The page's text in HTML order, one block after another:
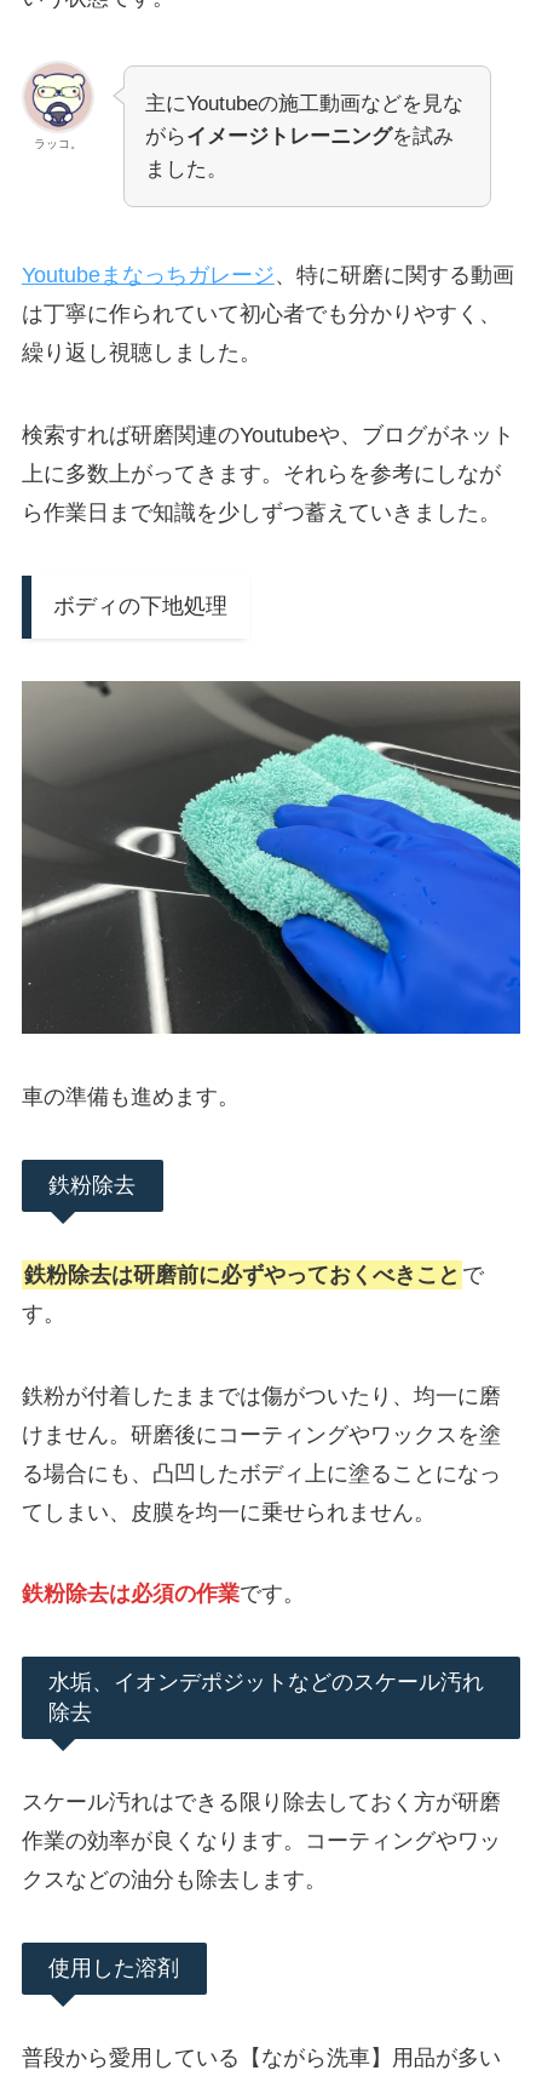
ラッコ。
主にYoutubeの施工動画などを見な
がらイメージトレーニングを試み
ました。
Youtubeまなっちガレージ、特に研磨に関する動画
は丁寧に作られていて初心者でも分かりやすく、
繰り返し視聴しました。
検索すれば研磨関連のYoutubeや、ブログがネット
上に多数上がってきます。それらを参考にしなが
ら作業日まで知識を少しずつ蓄えていきました。
ボディの下地処理
車の準備も進めます。
鉄粉除去
鉄粉除去は研磨前に必ずやっておくべきこと で
す。
鉄粉が付着したままでは傷がついたり、均一に磨
けません。研磨後にコーティングやワックスを塗
る場合にも、凸凹したボディ上に塗ることになっ
てしまい、皮膜を均一に乗せられません。
鉄粉除去は必須の作業です。
水垢、イオンデポジットなどのスケール汚れ
除去
スケール汚れはできる限り除去しておく方が研磨
作業の効率が良くなります。コーティングやワッ
クスなどの油分も除去します。
使用した溶剤
普段から愛用している【ながら洗車】用品が多い